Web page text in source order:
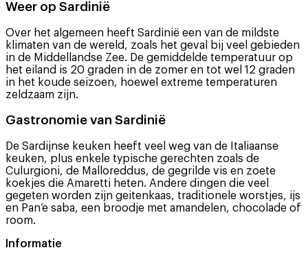
Weer op Sardinië
Over het algemeen heeft Sardinië een van de mildste
klimaten van de wereld, zoals het geval bij veel gebieden
in de Middellandse Zee. De gemiddelde temperatuur op
het eiland is 20 graden in de zomer en tot wel 12 graden
in het koude seizoen, hoewel extreme temperaturen
zeldzaam zijn.
Gastronomie van Sardinië
De Sardijnse keuken heeft veel weg van de Italiaanse
keuken, plus enkele typische gerechten zoals de
Culurgioni, de Malloreddus, de gegrilde vis en zoete
koekjes die Amaretti heten. Andere dingen die veel
gegeten worden zijn geitenkaas, traditionele worstjes, ijs
en Pan’e saba, een broodje met amandelen, chocolade of
room.
Informatie